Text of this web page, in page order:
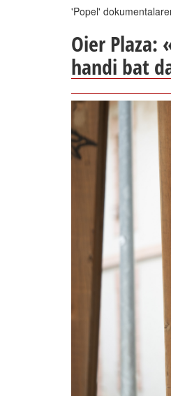
'Popel'
Oier Plaza:
handi bat